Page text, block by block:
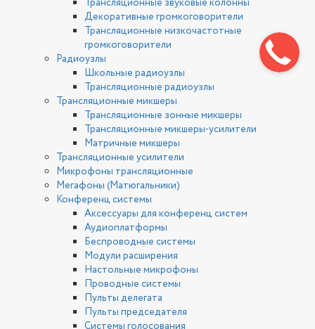
Трансляционные звуковые колонны
Декоративные громкоговорители
Трансляционные низкочастотные
громкоговорители
Радиоузлы
Школьные радиоузлы
Трансляционные радиоузлы
Трансляционные микшеры
Трансляционные зонные микшеры
Трансляционные микшеры-усилители
Матричные микшеры
Трансляционные усилители
Микрофоны трансляционные
Мегафоны (Матюгальники)
Конференц системы
Аксессуары для конференц систем
Аудиоплатформы
Беспроводные системы
Модули расширения
Настольные микрофоны
Проводные системы
Пульты делегата
Пульты председателя
Системы голосования